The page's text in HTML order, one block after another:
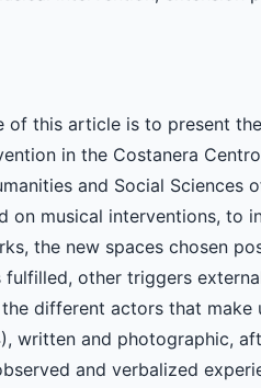
of this article is to present
in the Costanera
and Social Sciences
on musical interventions, to
the new spaces chosen
other triggers
different actors that
written and photographic,
and verbalized